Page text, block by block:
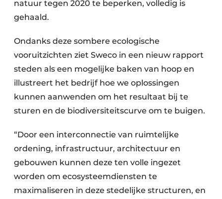
natuur tegen 2020 te beperken, volledig is
gehaald.
Ondanks deze sombere ecologische
vooruitzichten ziet Sweco in een nieuw rapport
steden als een mogelijke baken van hoop en
illustreert het bedrijf hoe we oplossingen
kunnen aanwenden om het resultaat bij te
sturen en de biodiversiteitscurve om te buigen.
“Door een interconnectie van ruimtelijke
ordening, infrastructuur, architectuur en
gebouwen kunnen deze ten volle ingezet
worden om ecosysteemdiensten te
maximaliseren in deze stedelijke structuren, en